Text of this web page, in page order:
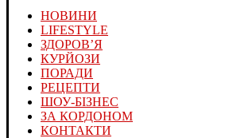
НОВИНИ
LIFESTYLE
ЗДОРОВ’Я
КУРЙОЗИ
ПОРАДИ
РЕЦЕПТИ
ШОУ-БІЗНЕС
ЗА КОРДОНОМ
КОНТАКТИ